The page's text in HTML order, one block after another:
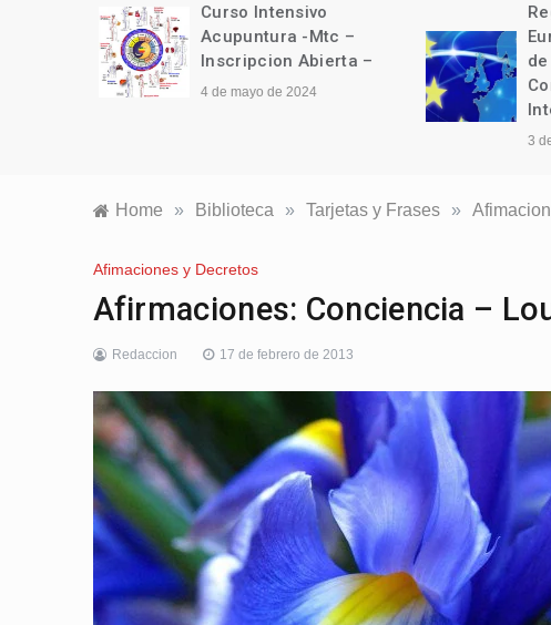
Curso Intensivo
Acupuntura -Mtc –
Inscripcion Abierta –
4 de mayo de 2024
3
Home » Biblioteca » Tarjetas y Frases »
Afimaciones y Decretos
Afirmaciones: Conciencia –
Redaccion 17 de febrero de 2013